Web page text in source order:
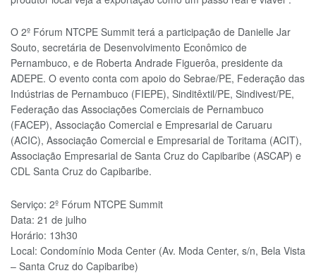
O 2º Fórum NTCPE Summit terá a participação de Danielle Jar
Souto, secretária de Desenvolvimento Econômico de
Pernambuco, e de Roberta Andrade Figuerôa, presidente da
ADEPE. O evento conta com apoio do Sebrae/PE, Federação das
Indústrias de Pernambuco (FIEPE), Sinditêxtil/PE, Sindivest/PE,
Federação das Associações Comerciais de Pernambuco
(FACEP), Associação Comercial e Empresarial de Caruaru
(ACIC), Associação Comercial e Empresarial de Toritama (ACIT),
Associação Empresarial de Santa Cruz do Capibaribe (ASCAP) e
CDL Santa Cruz do Capibaribe.
Serviço: 2º Fórum NTCPE Summit
Data: 21 de julho
Horário: 13h30
Local: Condomínio Moda Center (Av. Moda Center, s/n, Bela Vista
– Santa Cruz do Capibaribe)